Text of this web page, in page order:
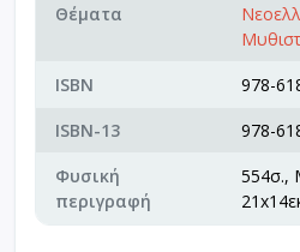
Θέματα
ISBN
978-
ISBN-13
978-
Φυσική
περιγραφή
554σ.,